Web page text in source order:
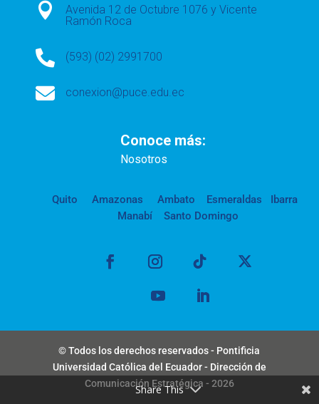

Avenida 12 de Octubre 1076 y Vicente
Ramón Roca
 (593) (02) 2991700
 conexion@puce.edu.ec
Conoce más:
Nosotros
Quito Amazonas Ambato Esmeraldas
Ibarra
Manabí
Santo Domingo
© Todos los derechos reservados - Pontificia
Universidad Católica del Ecuador - Dirección de
Comunicación Estratégica - 2026
Share This